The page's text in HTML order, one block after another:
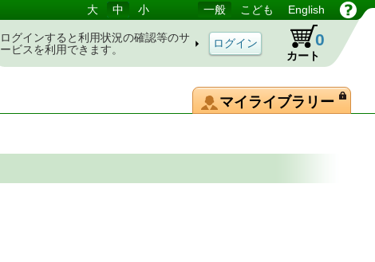
大 中 小 一般 こども English
ログインすると利用状況の確認等のサ
ービスを利用できます。
カート
0
マイライブラリー